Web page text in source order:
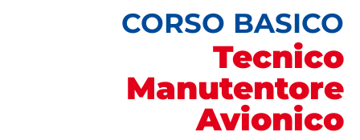
CORSO BASICO
Tecnico
Manutentore
Avionico